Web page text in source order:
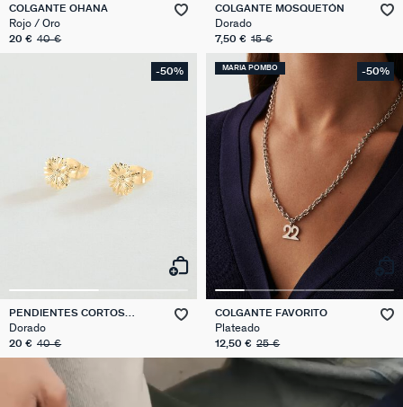
COLGANTE OHANA
Rojo / Oro
20 € 40 €
COLGANTE MOSQUETÓN
Dorado
7,50 € 15 €
-50%
PENDIENTES CORTOS
BLOSSOM
Dorado
20 € 40 €
MARIA POMBO -50%
COLGANTE FAVORITO
Plateado
12,50 € 25 €